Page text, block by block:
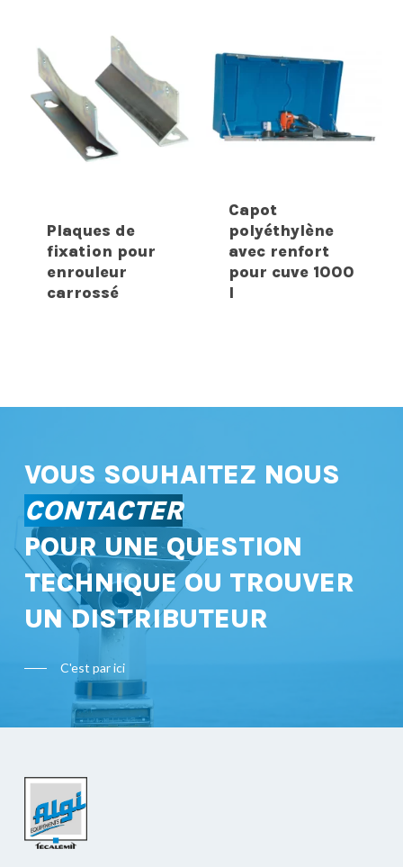
Plaques de
fixation pour
enrouleur
carrossé
Capot
polyéthylène
avec renfort
pour cuve 1000
l
VOUS SOUHAITEZ NOUS
CONTACTER
POUR UNE QUESTION
TECHNIQUE OU TROUVER
UN DISTRIBUTEUR
C'est par ici